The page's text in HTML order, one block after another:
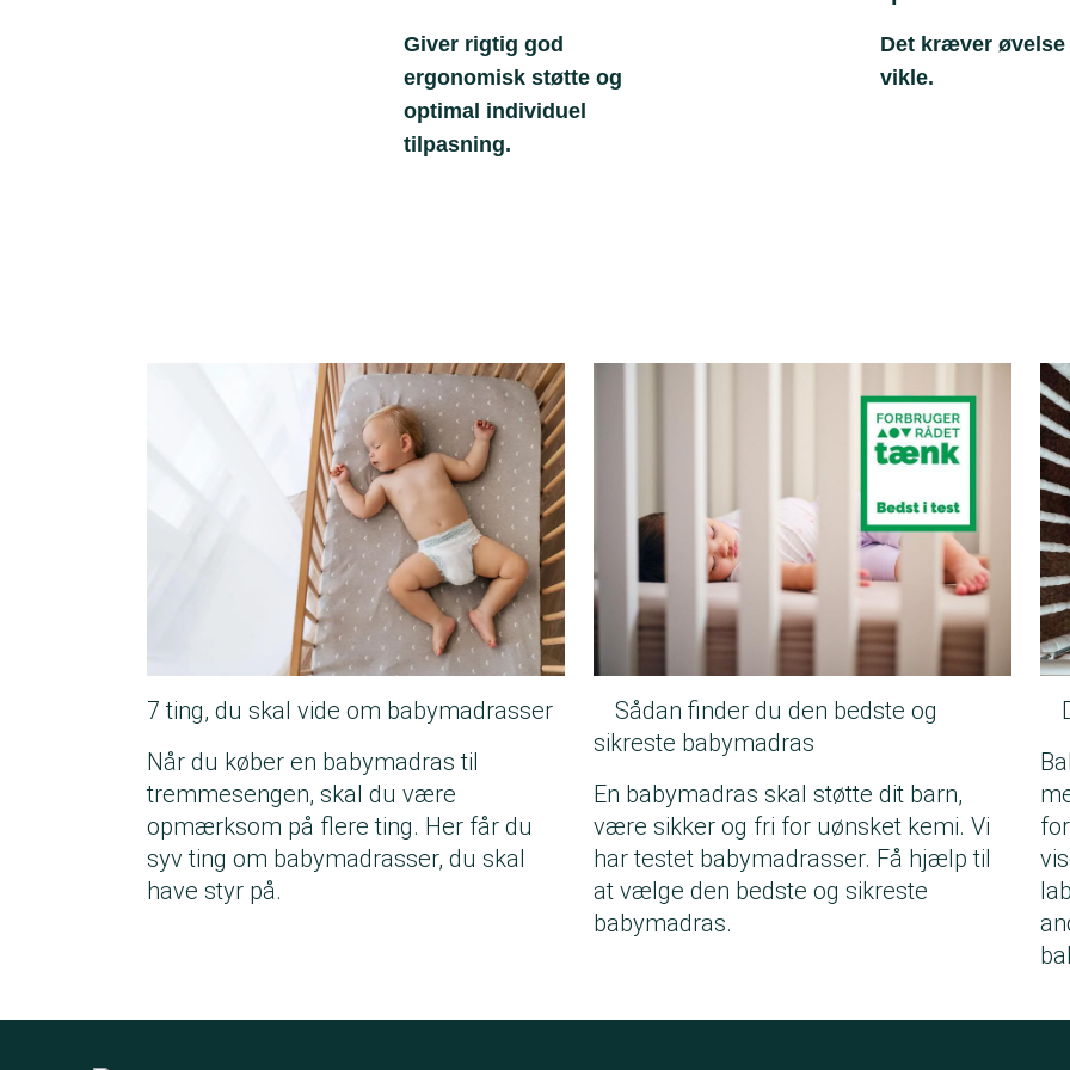
Giver rigtig god
ergonomisk støtte og
optimal individuel
tilpasning.
Det kræver øvelse
vikle.
7 ting, du skal vide om babymadrasser
Når du køber en babymadras til
tremmesengen, skal du være
opmærksom på flere ting. Her får du
syv ting om babymadrasser, du skal
have styr på.
Sådan finder du den bedste og
sikreste babymadras
En babymadras skal støtte dit barn,
være sikker og fri for uønsket kemi. Vi
har testet babymadrasser. Få hjælp til
at vælge den bedste og sikreste
babymadras.